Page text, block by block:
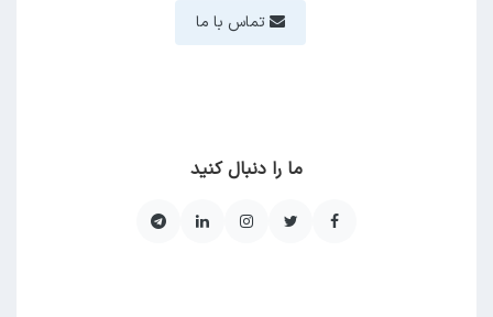
تماس با ما
ما را دنبال کنید